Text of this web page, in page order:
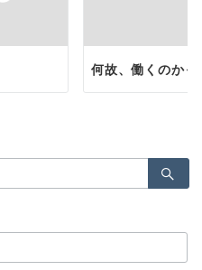
何故、働くのかっ